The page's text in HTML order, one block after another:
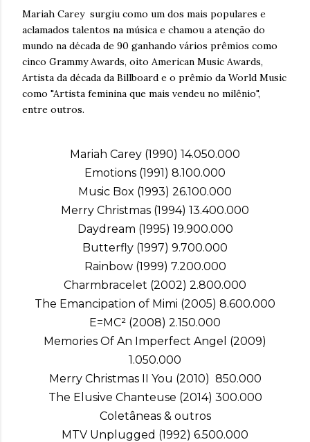
Mariah Carey surgiu como um dos mais populares e
aclamados talentos na música e chamou a atenção do
mundo na década de 90 ganhando vários prêmios como
cinco Grammy Awards, oito American Music Awards,
Artista da década da Billboard e o prêmio da World Music
como "Artista feminina que mais vendeu no milênio",
entre outros.
Mariah Carey (1990) 14.050.000
Emotions (1991) 8.100.000
Music Box (1993) 26.100.000
Merry Christmas (1994) 13.400.000
Daydream (1995) 19.900.000
Butterfly (1997) 9.700.000
Rainbow (1999) 7.200.000
Charmbracelet (2002) 2.800.000
The Emancipation of Mimi (2005) 8.600.000
E=MC² (2008) 2.150.000
Memories Of An Imperfect Angel (2009)
1.050.000
Merry Christmas II You (2010) 850.000
The Elusive Chanteuse (2014) 300.000
Coletâneas & outros
MTV Unplugged (1992) 6.500.000